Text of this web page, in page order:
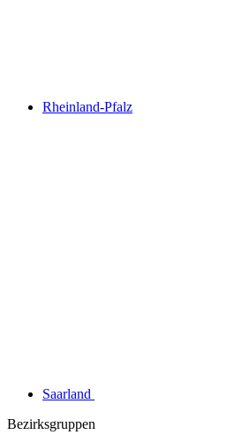
Rheinland-Pfalz
Saarland
Bezirksgruppen